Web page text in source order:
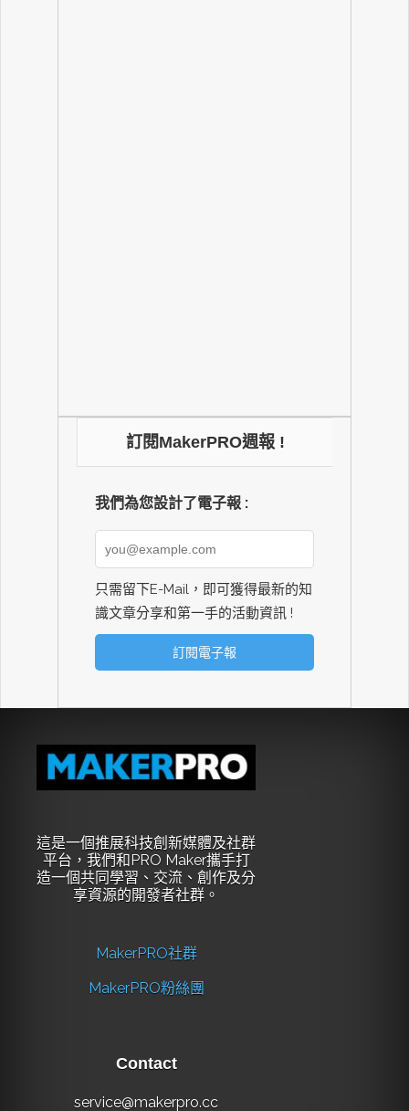
訂閱MakerPRO週報 !
我們為您設計了電子報 :
只需留下E-Mail，即可獲得最新的知
識文章分享和第一手的活動資訊 !
這是一個推展科技創新媒體及社群
平台，我們和PRO Maker攜手打
造一個共同學習、交流、創作及分
享資源的開發者社群。
MakerPRO社群
MakerPRO粉絲團
Contact
service@makerpro.cc